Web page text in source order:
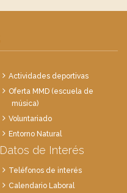
Actividades deportivas
Oferta MMD (escuela de
música)
Voluntariado
Entorno Natural
Datos de Interés
Teléfonos de interés
Calendario Laboral